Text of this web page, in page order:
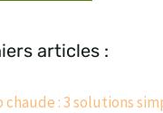
articles :
chaude : 3 solutions